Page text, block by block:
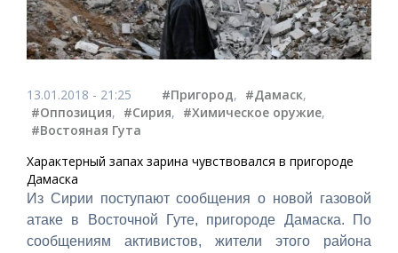
13.01.2018 - 21:25 #Пригород, #Дамаск,
#Оппозиция, #Сирия, #Химическое оружие,
#Востояная Гута
Характерный запах зарина чувствовался в пригороде
Дамаска
Из Сирии поступают сообщения о новой газовой
атаке в Восточной Гуте, пригороде Дамаска. По
сообщениям активистов, жители этого района